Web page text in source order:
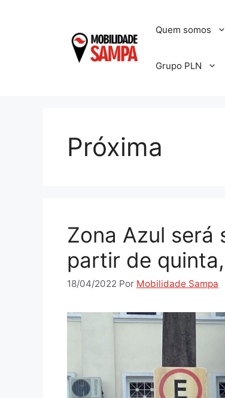
Quem somos
Grupo PLN
Próxima
Zona Azul será
partir de
18/04/2022 Por Mobilidade Sampa